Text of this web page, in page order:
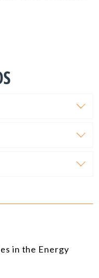
in the Energy